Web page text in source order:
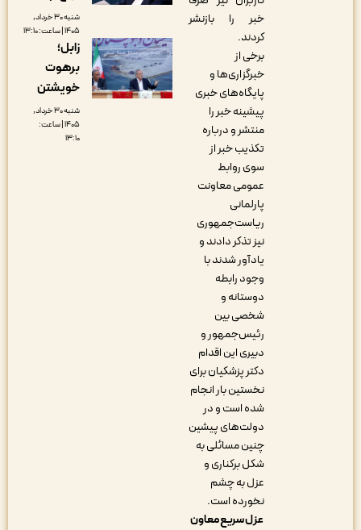
خبر را بازنشر
خبرگزاری‌ها و
پایگاه‌های خبری
پیشینه خبر را
منتشر و درباره
تکذیب خبر از
سوی روابط
عمومی معاونت
ریاست‌جمهوری
نیز تذکر دادند و
یادآور شدند با
وجود رابطه
دوستانه و
شخصی بین
رئیس‌جمهور و
دبیری این اقدام
دکتر پزشکیان برای
نخستین بار انجام
شده است و در
دولت‌های پیشین
چنین مسائلی به
شکل برکناری و
عزل به چشم
نخورده است.
عزل سریع معاون
شنبه ۳۰ خرداد,
زابل؛
برهوت
خویشتن
شنبه ۳۰ خرداد,
۱۴۰۵ | ساعت: